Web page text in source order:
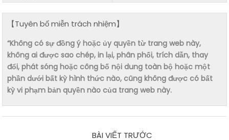
【Tuyên bố miễn trách nhiệm】
“Không có sự đồng ý hoặc ủy quyền từ trang web này,
không ai được sao chép, in lại, phân phối, trích dẫn, thay
đổi, phát sóng hoặc công bố nội dung toàn bộ hoặc một
phần dưới bất kỳ hình thức nào, cũng không được có bất
kỳ vi phạm bản quyền nào của trang web này.
BÀI VIẾT TRƯỚC